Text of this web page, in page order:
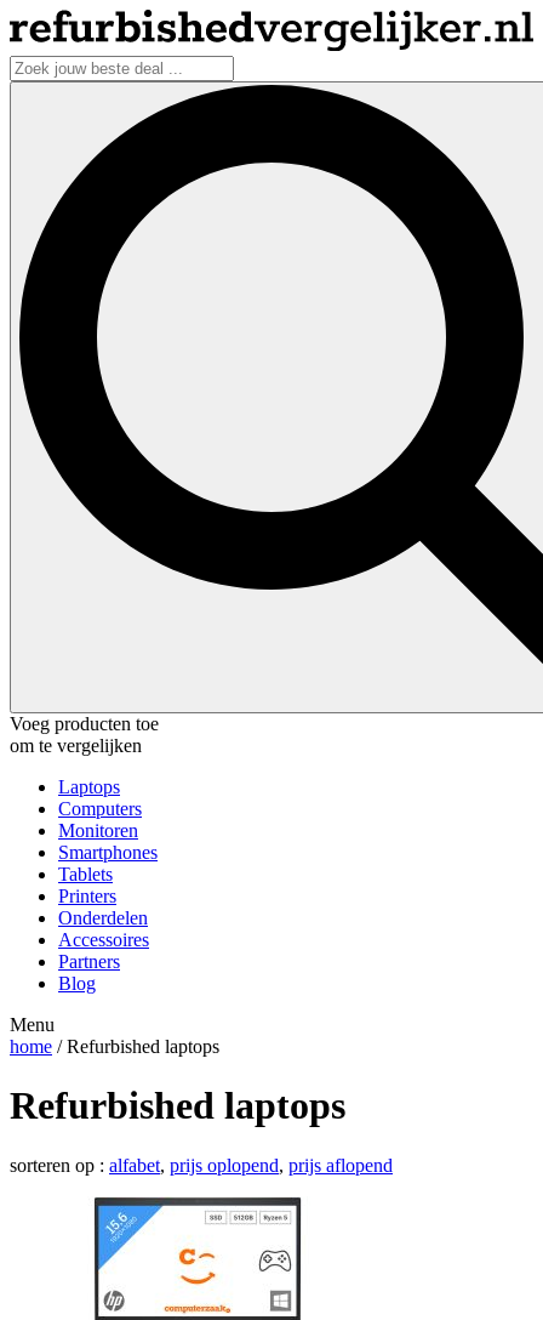
Voeg producten toe
om te vergelijken
Laptops
Computers
Monitoren
Smartphones
Tablets
Printers
Onderdelen
Accessoires
Partners
Blog
Menu
home / Refurbished laptops
Refurbished laptops
sorteren op : alfabet, prijs oplopend, prijs aflopend